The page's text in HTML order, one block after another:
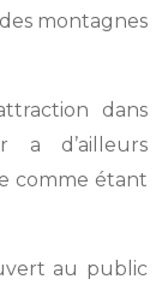
montagnes
dans
a d’ailleurs
comme étant
au public